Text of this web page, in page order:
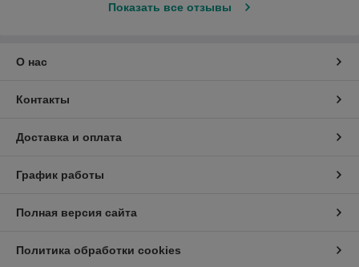
Показать все отзывы
О нас
Контакты
Доставка и оплата
График работы
Полная версия сайта
Политика обработки cookies